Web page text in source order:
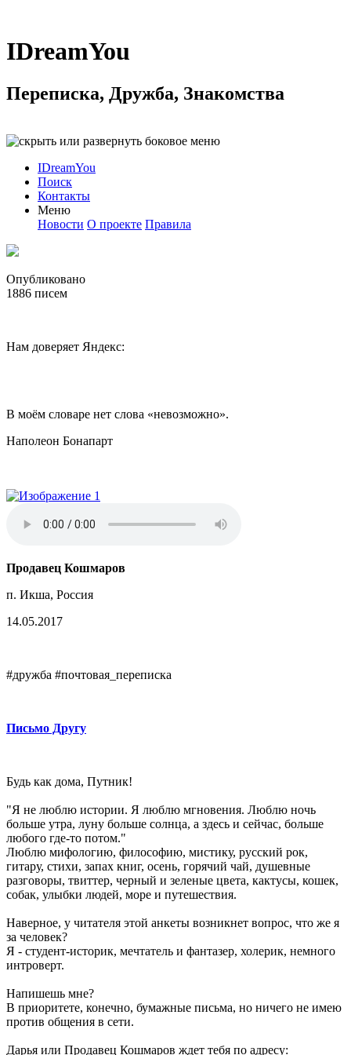
IDreamYou
Переписка, Дружба, Знакомства
IDreamYou
Поиск
Контакты
Меню
Новости О проекте Правила
Опубликовано
1886 писем
Нам доверяет Яндекс:
В моём словаре нет слова «невозможно».
Наполеон Бонапарт
Продавец Кошмаров
п. Икша, Россия
14.05.2017
#дружба #почтовая_переписка
Письмо Другу
Будь как дома, Путник!
"Я не люблю истории. Я люблю мгновения. Люблю ночь
больше утра, луну больше солнца, а здесь и сейчас, больше
любого где-то потом."
Люблю мифологию, философию, мистику, русский рок,
гитару, стихи, запах книг, осень, горячий чай, душевные
разговоры, твиттер, черный и зеленые цвета, кактусы, кошек,
собак, улыбки людей, море и путешествия.
Наверное, у читателя этой анкеты возникнет вопрос, что же я
за человек?
Я - студент-историк, мечтатель и фантазер, холерик, немного
интроверт.
Напишешь мне?
В приоритете, конечно, бумажные письма, но ничего не имею
против общения в сети.
Дарья или Продавец Кошмаров ждет тебя по адресу: